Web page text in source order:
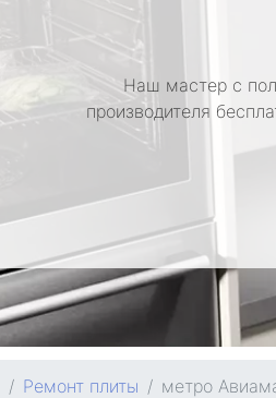
Наш мастер с
производителя
Ремонт плиты метро